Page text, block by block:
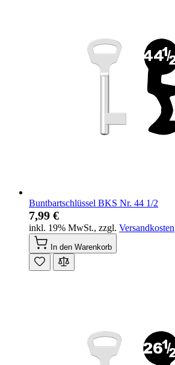
Buntbartschlüssel BKS Nr. 44 1/2
7,99 €
inkl. 19% MwSt., zzgl. Versandkosten
In den Warenkorb